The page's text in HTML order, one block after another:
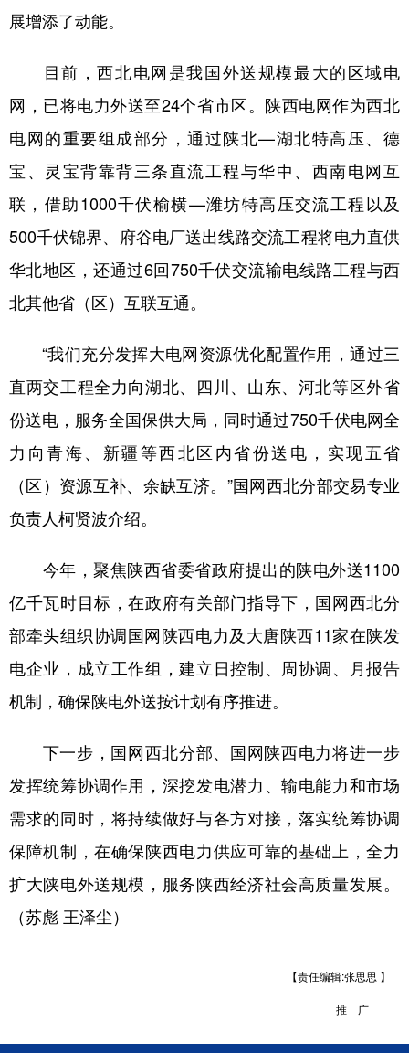
展增添了动能。
目前，西北电网是我国外送规模最大的区域电
网，已将电力外送至24个省市区。陕西电网作为西北
电网的重要组成部分，通过陕北—湖北特高压、德
宝、灵宝背靠背三条直流工程与华中、西南电网互
联，借助1000千伏榆横—潍坊特高压交流工程以及
500千伏锦界、府谷电厂送出线路交流工程将电力直供
华北地区，还通过6回750千伏交流输电线路工程与西
北其他省（区）互联互通。
“我们充分发挥大电网资源优化配置作用，通过三
直两交工程全力向湖北、四川、山东、河北等区外省
份送电，服务全国保供大局，同时通过750千伏电网全
力向青海、新疆等西北区内省份送电，实现五省
（区）资源互补、余缺互济。”国网西北分部交易专业
负责人柯贤波介绍。
今年，聚焦陕西省委省政府提出的陕电外送1100
亿千瓦时目标，在政府有关部门指导下，国网西北分
部牵头组织协调国网陕西电力及大唐陕西11家在陕发
电企业，成立工作组，建立日控制、周协调、月报告
机制，确保陕电外送按计划有序推进。
下一步，国网西北分部、国网陕西电力将进一步
发挥统筹协调作用，深挖发电潜力、输电能力和市场
需求的同时，将持续做好与各方对接，落实统筹协调
保障机制，在确保陕西电力供应可靠的基础上，全力
扩大陕电外送规模，服务陕西经济社会高质量发展。
（苏彪 王泽尘）
【责任编辑:张思思 】
推 广